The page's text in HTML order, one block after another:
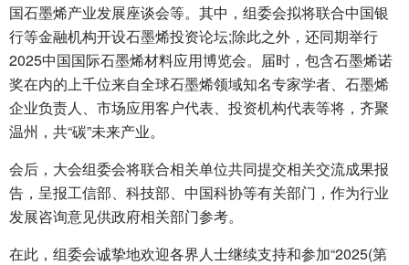
国石墨烯产业发展座谈会等。其中，组委会拟将联合中国银
行等金融机构开设石墨烯投资论坛;除此之外，还同期举行
2025中国国际石墨烯材料应用博览会。届时，包含石墨烯诺
奖在内的上千位来自全球石墨烯领域知名专家学者、石墨烯
企业负责人、市场应用客户代表、投资机构代表等将，齐聚
温州，共“碳”未来产业。
会后，大会组委会将联合相关单位共同提交相关交流成果报
告，呈报工信部、科技部、中国科协等有关部门，作为行业
发展咨询意见供政府相关部门参考。
在此，组委会诚挚地欢迎各界人士继续支持和参加“2025(第